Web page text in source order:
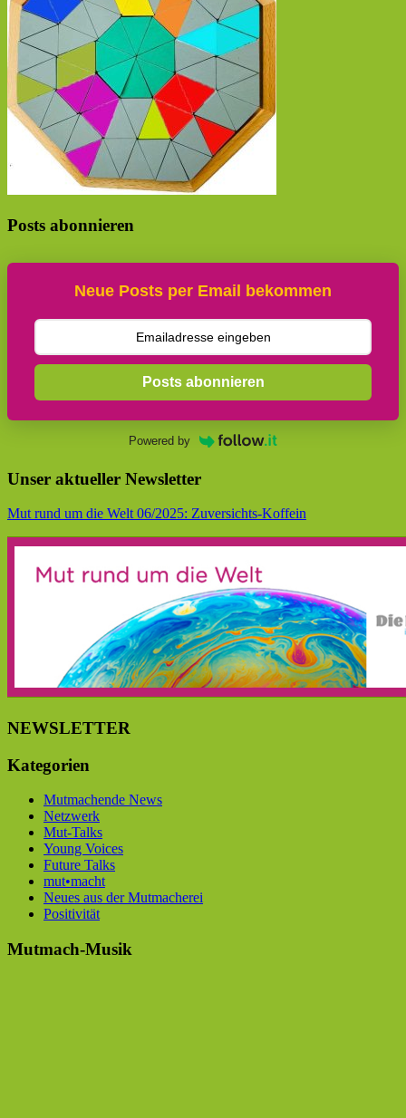
Posts abonnieren
Neue Posts per Email bekommen
Posts abonnieren
Powered by
Unser aktueller Newsletter
Mut rund um die Welt 06/2025: Zuversichts-Koffein
NEWSLETTER
Kategorien
Mutmachende News
Netzwerk
Mut-Talks
Young Voices
Future Talks
mut•macht
Neues aus der Mutmacherei
Positivität
Mutmach-Musik